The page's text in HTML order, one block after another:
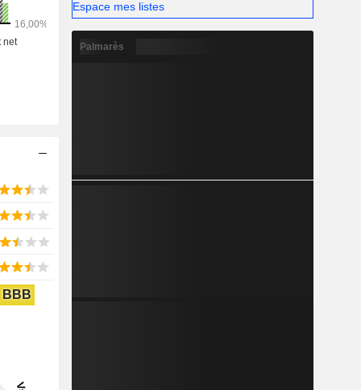
BBB
Espace mes listes
Palmarès